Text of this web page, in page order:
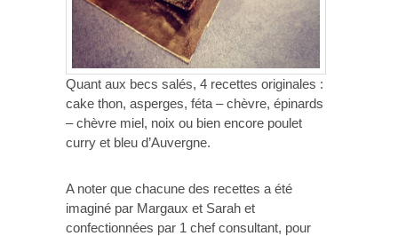
Quant aux becs salés, 4 recettes originales :
cake thon, asperges, féta – chèvre, épinards
– chèvre miel, noix ou bien encore poulet
curry et bleu d’Auvergne.
A noter que chacune des recettes a été
imaginé par Margaux et Sarah et
confectionnées par 1 chef consultant, pour